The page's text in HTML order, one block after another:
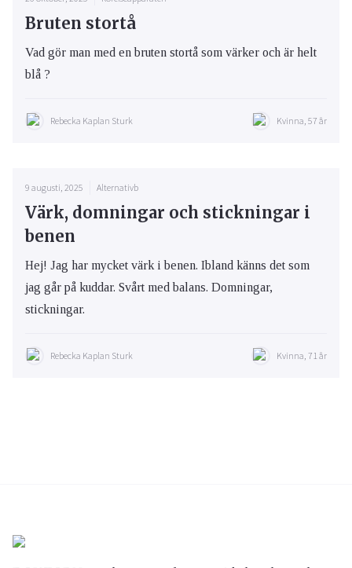
Bruten stortå
Vad gör man med en bruten stortå som värker och är helt
blå ?
Rebecka Kaplan Sturk Kvinna, 57 år
9 augusti, 2025 Alternativb
Värk, domningar och stickningar i
benen
Hej! Jag har mycket värk i benen. Ibland känns det som
jag går på kuddar. Svårt med balans. Domningar,
stickningar.
Rebecka Kaplan Sturk Kvinna, 71 år